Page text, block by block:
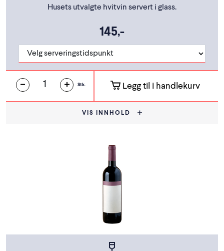
Husets utvalgte hvitvin servert i glass.
145,-
Stk. Legg til i handlekurv
VIS INNHOLD